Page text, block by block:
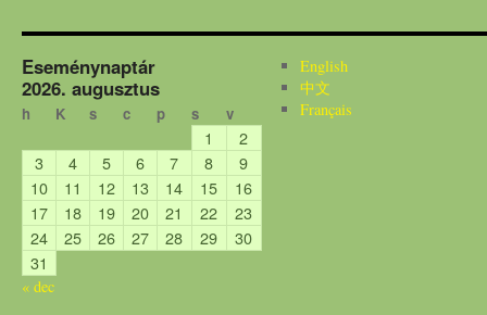
Eseménynaptár
2026. augusztus
h K s c p s v
1
2
3
4 5 6 7 8
9
10
11 12 13 14 15
16
17
18 19 20 21 22
23
24
25 26 27 28 29
30
31
« dec
English
中文
Français